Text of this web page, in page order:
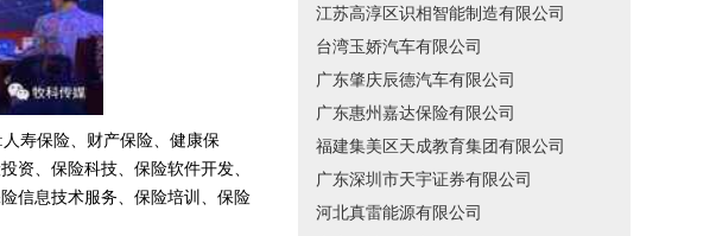
寿保险、财产保险、健康保
资、保险科技、保险软件开发、
信息技术服务、保险培训、保险
江苏高淳区识相智能制造有限公司
台湾玉娇汽车有限公司
广东肇庆辰德汽车有限公司
广东惠州嘉达保险有限公司
福建集美区天成教育集团有限公司
广东深圳市天宇证券有限公司
河北真雷能源有限公司